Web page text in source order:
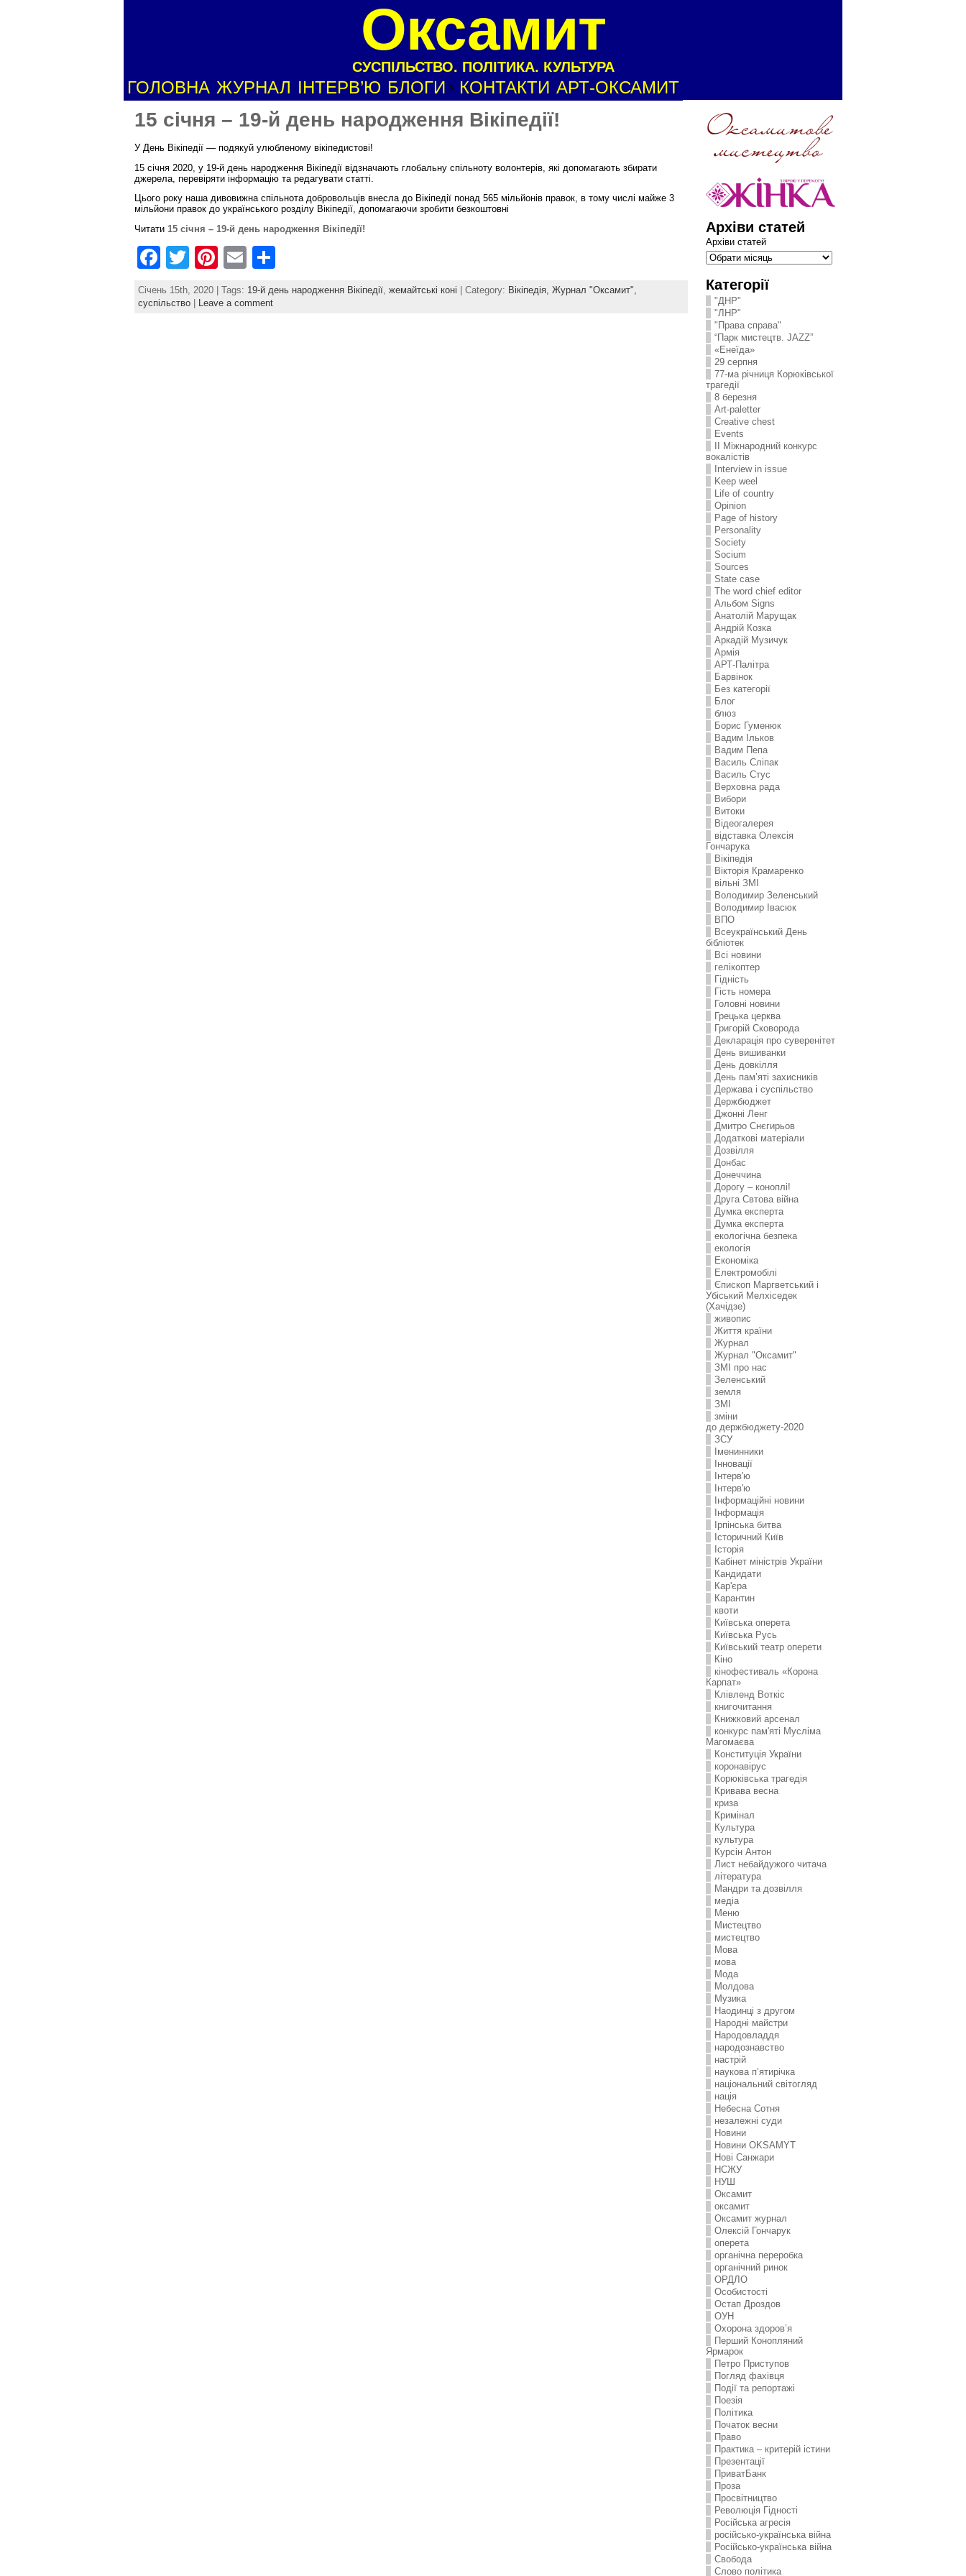
Оксамит
СУСПІЛЬСТВО. ПОЛІТИКА. КУЛЬТУРА
ГОЛОВНА ЖУРНАЛ ІНТЕРВ’Ю БЛОГИ КОНТАКТИ АРТ-ОКСАМИТ
15 січня – 19-й день народження Вікіпедії!
У День Вікіпедії — подякуй улюбленому вікіпедистові!
15 січня 2020, у 19-й день народження Вікіпедії відзначають глобальну спільноту волонтерів, які допомагають збирати
джерела, перевіряти інформацію та редагувати статті.
Цього року наша дивовижна спільнота добровольців внесла до Вікіпедії понад 565 мільйонів правок, в тому числі майже 3
мільйони правок до українського розділу Вікіпедії, допомагаючи зробити безкоштовні
Читати 15 січня – 19-й день народження Вікіпедії!
F
a
c
T
w
itt
Pi
nt
er
E
m
ai
Січень 15th, 2020 | Tags: 19-й день народження Вікіпедії, жемайтські коні | Category: Вікіпедія, Журнал "Оксамит",
суспільство
Leave a comment
Архіви статей
Архіви статей
Категорії
"ДНР"
"ЛНР"
"Права справа"
“Парк мистецтв. JAZZ”
«Енеїда»
29 серпня
77-ма річниця Корюківської
трагедії
8 березня
Art-paletter
Creative chest
Events
II Міжнародний конкурс
вокалістів
Interview in issue
Keep weel
Life of country
Opinion
Page of history
Personality
Society
Socium
Sources
State case
The word chief editor
Альбом Signs
Анатолій Марущак
Андрій Козка
Аркадій Музичук
Армія
АРТ-Палітра
Барвінок
Без категорії
Блог
блюз
Борис Гуменюк
Вадим Ільков
Вадим Пепа
Василь Сліпак
Василь Стус
Верховна рада
Вибори
Витоки
Відеогалерея
відставка Олексія
Гончарука
Вікіпедія
Вікторія Крамаренко
вільні ЗМІ
Володимир Зеленський
Володимир Івасюк
ВПО
Всеукраїнський День
бібліотек
Всі новини
гелікоптер
Гідність
Гість номера
Головні новини
Грецька церква
Григорій Сковорода
Декларація про суверенітет
День вишиванки
День довкілля
День пам’яті захисників
Держава і суспільство
Держбюджет
Джонні Ленг
Дмитро Снєгирьов
Додаткові матеріали
Дозвілля
Донбас
Донеччина
Дорогу – коноплі!
Друга Свтова війна
Думка експерта
Думка експерта
екологічна безпека
екологія
Економіка
Електромобілі
Єпископ Маргветський і
Убіський Мелхіседек
(Хачідзе)
живопис
Життя країни
Журнал
Журнал "Оксамит"
ЗMI про нас
Зеленський
земля
ЗМІ
зміни
до держбюджету-2020
ЗСУ
Іменинники
Інновації
Інтерв'ю
Інтерв'ю
Інформаційні новини
Інформація
Ірпінська битва
Історичний Київ
Історія
Кабінет міністрів України
Кандидати
Кар'єра
Карантин
квоти
Київська оперета
Київська Русь
Київський театр оперети
Кіно
кінофестиваль «Корона
Карпат»
Клівленд Воткіс
книгочитання
Книжковий арсенал
конкурс пам'яті Мусліма
Магомаєва
Конституція України
коронавірус
Корюківська трагедія
Кривава весна
криза
Кримінал
Культура
культура
Курсін Антон
Лист небайдужого читача
література
Мандри та дозвілля
медіа
Меню
Мистецтво
мистецтво
Мова
мова
Мода
Молдова
Музика
Наодинці з другом
Народні майстри
Народовладдя
народознавство
настрій
наукова п’ятирічка
національний світогляд
нація
Небесна Сотня
незалежні суди
Новини
Новини OKSAMYT
Нові Санжари
НСЖУ
НУШ
Оксамит
оксамит
Оксамит журнал
Олексій Гончарук
оперета
органічна переробка
органічний ринок
ОРДЛО
Особистості
Остап Дроздов
ОУН
Охорона здоров’я
Перший Конопляний
Ярмарок
Петро Приступов
Погляд фахівця
Події та репортажі
Поезія
Політика
Початок весни
Право
Практика – критерій істини
Презентації
ПриватБанк
Проза
Просвітництво
Революція Гідності
Російська агресія
російсько-українська війна
Російсько-українська війна
Свобода
Слово політика